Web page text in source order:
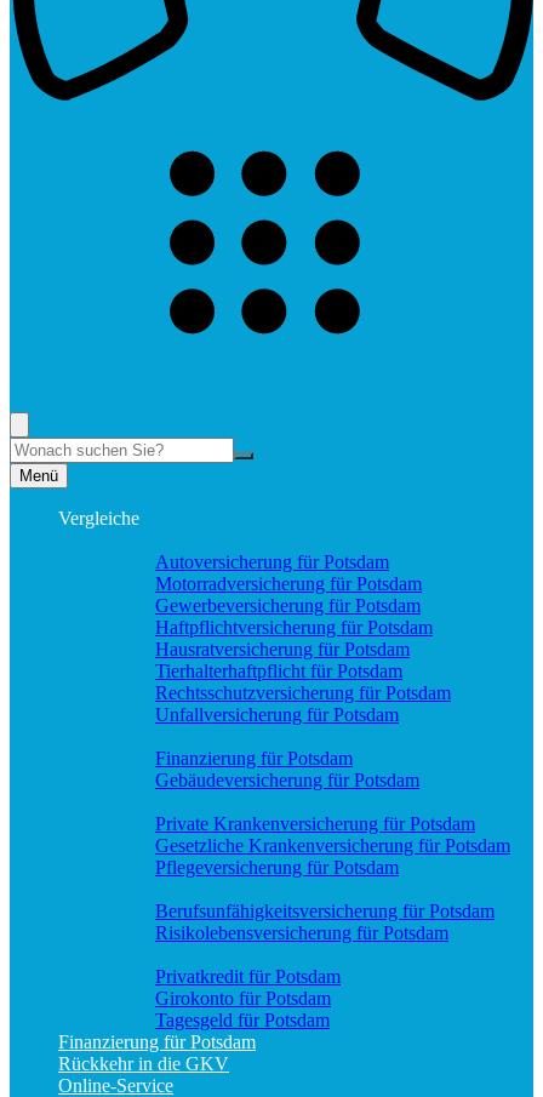
Suche
Menü
Vergleiche
Autoversicherung für Potsdam
Motorradversicherung für Potsdam
Gewerbeversicherung für Potsdam
Haftpflichtversicherung für Potsdam
Hausratversicherung für Potsdam
Tierhalterhaftpflicht für Potsdam
Rechtsschutzversicherung für Potsdam
Unfallversicherung für Potsdam
Finanzierung für Potsdam
Gebäudeversicherung für Potsdam
Private Krankenversicherung für Potsdam
Gesetzliche Krankenversicherung für Potsdam
Pflegeversicherung für Potsdam
Berufs­unfähigkeitsversicherung für Potsdam
Risikolebensversicherung für Potsdam
Privatkredit für Potsdam
Girokonto für Potsdam
Tagesgeld für Potsdam
Finanzierung für Potsdam
Rückkehr in die GKV
Online-Service